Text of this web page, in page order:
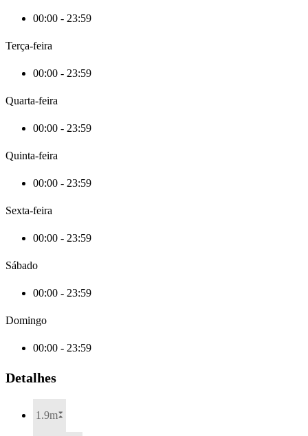
00:00 - 23:59
Terça-feira
00:00 - 23:59
Quarta-feira
00:00 - 23:59
Quinta-feira
00:00 - 23:59
Sexta-feira
00:00 - 23:59
Sábado
00:00 - 23:59
Domingo
00:00 - 23:59
Detalhes
1.9m